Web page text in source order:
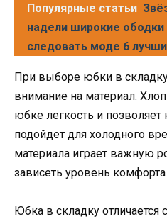
Популярные статьи
надели широкие ободки
следовать моде 6
При выборе юбки в
внимание на материал.
юбке легкость и
подойдет для холодного
материала играет важную
зависеть уровень
Юбка в складку